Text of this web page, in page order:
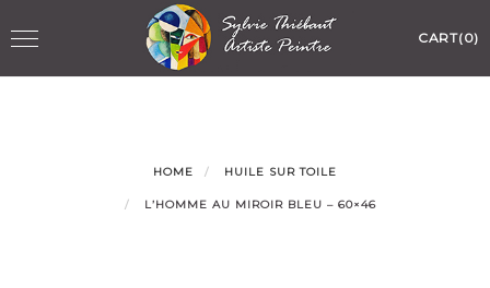
to
content
Toggle CART(0)
HOME HUILE SUR TOILE
L’HOMME AU MIROIR BLEU – 60×46